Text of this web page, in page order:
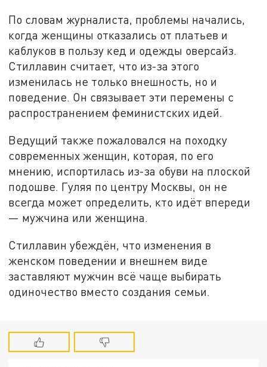
По словам журналиста, проблемы начались,
когда женщины отказались от платьев и
каблуков в пользу кед и одежды оверсайз.
Стиллавин считает, что из-за этого
изменилась не только внешность, но и
поведение. Он связывает эти перемены с
распространением феминистских идей.
Ведущий также пожаловался на походку
современных женщин, которая, по его
мнению, испортилась из-за обуви на плоской
подошве. Гуляя по центру Москвы, он не
всегда может определить, кто идёт впереди
— мужчина или женщина.
Стиллавин убеждён, что изменения в
женском поведении и внешнем виде
заставляют мужчин всё чаще выбирать
одиночество вместо создания семьи.